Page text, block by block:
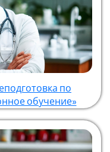
по
обучение»